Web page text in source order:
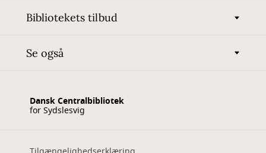
Bibliotekets tilbud
Se også
Dansk Centralbibliotek
for Sydslesvig